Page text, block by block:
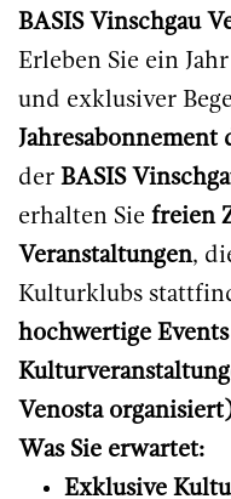
BASIS Vinschgau
Erleben Sie ein
und exklusiver
Jahresabonnement
der BASIS
erhalten Sie freien
Veranstaltungen,
Kulturklubs
hochwertige
Venosta
Was Sie erwartet:
Exklusive